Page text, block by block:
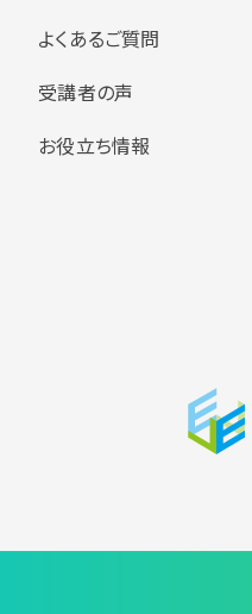
よくあるご質問
受講者の声
お役立ち情報